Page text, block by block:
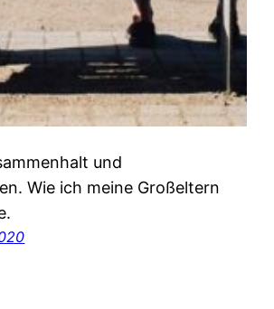
und
Wie ich meine Großeltern